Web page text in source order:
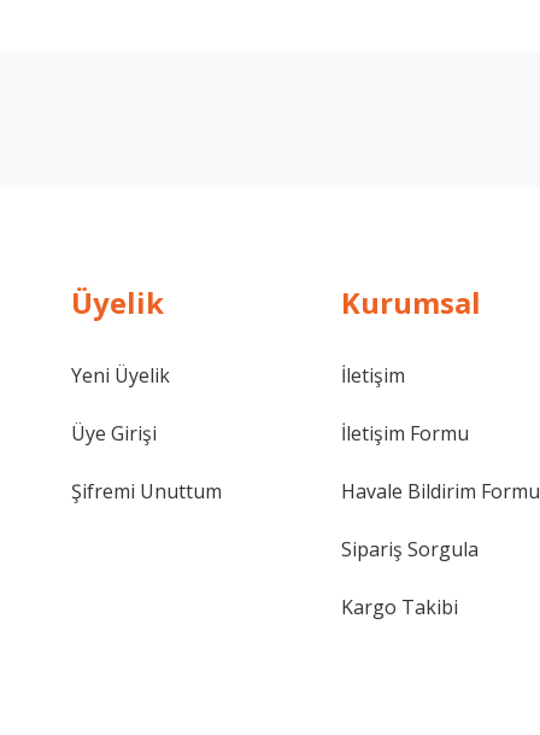
Üyelik
Yeni Üyelik
Üye Girişi
Şifremi Unuttum
Kurumsal
İletişim
İletişim Formu
Havale Bildirim Formu
Sipariş Sorgula
Kargo Takibi